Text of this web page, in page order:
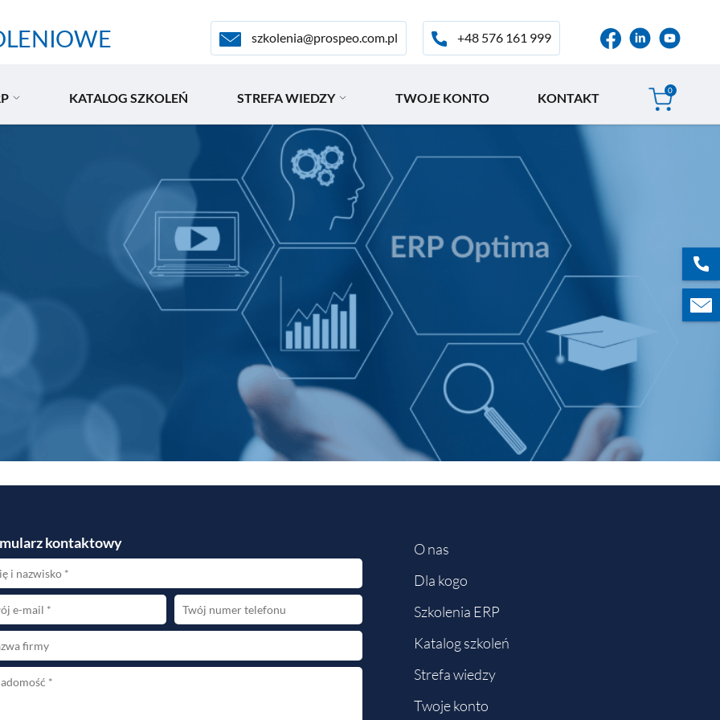
szkolenia@prospeo.com.pl +48 576 161 999
KATALOG SZKOLEŃ STREFA WIEDZY TWOJE KONTO KONTAKT 0
kontaktowy
O nas
Dla kogo
Szkolenia ERP
Katalog szkoleń
Strefa wiedzy
Twoje konto